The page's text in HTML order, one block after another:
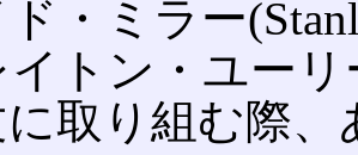
・ミラー
イトン・ユー
取り組む際